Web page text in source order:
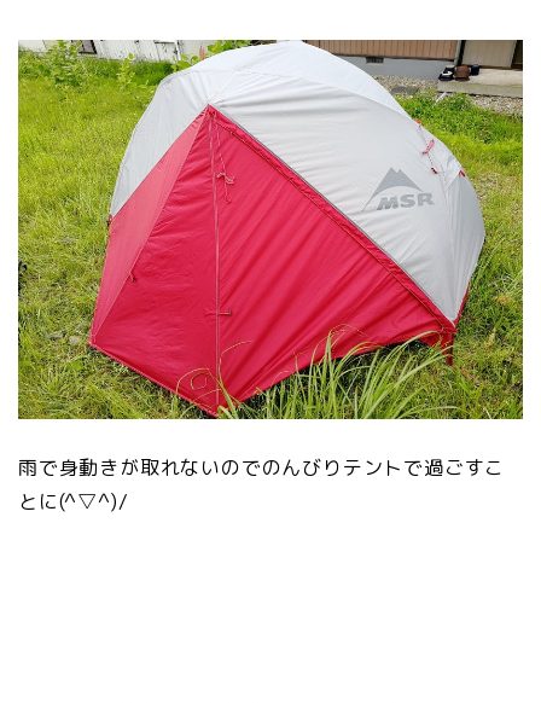
雨で身動きが取れないのでのんびりテントで過ごすこ
とに(^▽^)/